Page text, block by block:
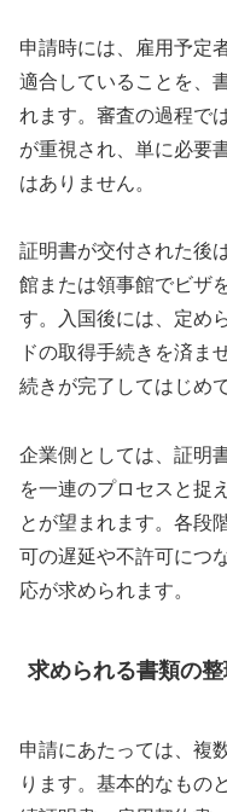
申請時には、雇用予定
適合していることを、
れます。審査の過程で
が重視され、単に必要
はありません。
証明書が交付された後
館または領事館でビザ
す。入国後には、定め
ドの取得手続きを済ま
続きが完了してはじめ
企業側としては、証明
を一連のプロセスと捉
とが望まれます。各段
可の遅延や不許可につ
応が求められます。
求められる書類の整
申請にあたっては、複
ります。基本的なもの